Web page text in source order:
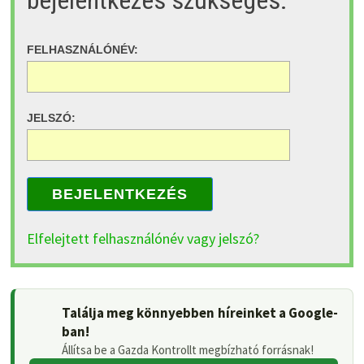
FELHASZNÁLÓNÉV:
JELSZÓ:
BEJELENTKEZÉS
Elfelejtett felhasználónév vagy jelszó?
Találja meg könnyebben híreinket a Google-
ban!
Állítsa be a Gazda Kontrollt megbízható forrásnak!